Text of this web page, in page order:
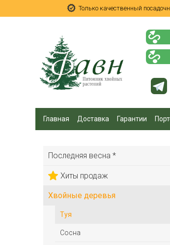
Только качественный
Главная Доставка Гарантии
Последняя весна *
Хиты продаж
Хвойные деревья
Туя
Сосна